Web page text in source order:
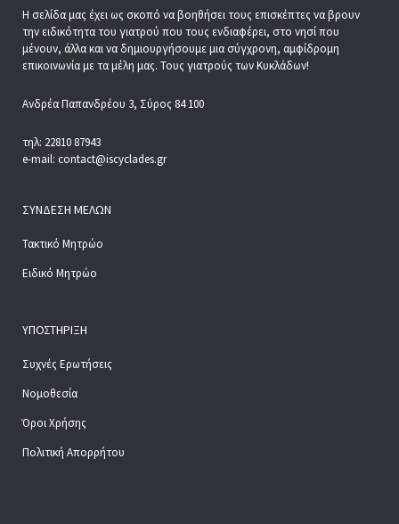
Η σελίδα μας έχει ως σκοπό να βοηθήσει τους επισκέπτες να βρουν
την ειδικότητα του γιατρού που τους ενδιαφέρει, στο νησί που
μένουν, άλλα και να δημιουργήσουμε μια σύγχρονη, αμφίδρομη
επικοινωνία με τα μέλη μας. Τους γιατρούς των Κυκλάδων!
Ανδρέα Παπανδρέου 3, Σύρος 84 100
τηλ: 22810 87943
e-mail: contact@iscyclades.gr
ΣΎΝΔΕΣΗ ΜΕΛΏΝ
Τακτικό Μητρώο
Ειδικό Μητρώο
ΥΠΟΣΤΉΡΙΞΗ
Συχνές Ερωτήσεις
Νομοθεσία
Όροι Χρήσης
Πολιτική Απορρήτου